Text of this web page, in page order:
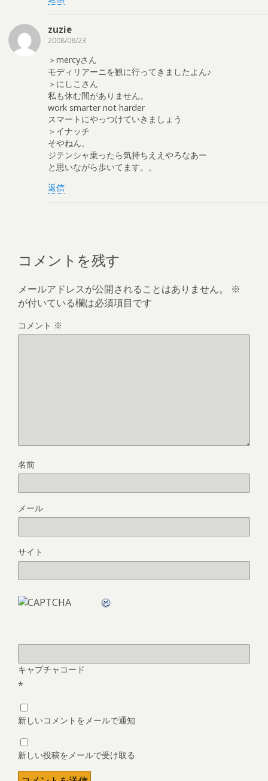
zuzie
2008/08/23
＞mercyさん
モディリアーニを観に行ってきましたよん♪
＞にしこさん
私も休む間がありません。
work smarter not harder
スマートにやっつけていきましょう
＞イナッチ
そやねん。
ジテンシャ乗ったら気持ちええやろなあー
と思いながら歩いてます。。
返信
コメントを残す
メールアドレスが公開されることはありません。
※
が付いている欄は必須項目です
コメント ※
名前
メール
サイト
キャプチャコード
*
新しいコメントをメールで通知
新しい投稿をメールで受け取る